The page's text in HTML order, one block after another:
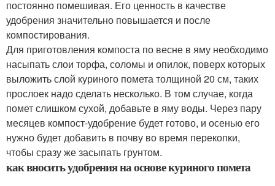
постоянно помешивая. Его ценность в качестве
удобрения значительно повышается и после
компостирования.
Для приготовления компоста по весне в яму необходимо
насыпать слои торфа, соломы и опилок, поверх которых
выложить слой куриного помета толщиной 20 см, таких
прослоек надо сделать несколько. В том случае, когда
помет слишком сухой, добавьте в яму воды. Через пару
месяцев компост-удобрение будет готово, и осенью его
нужно будет добавить в почву во время перекопки,
чтобы сразу же засыпать грунтом.
как вносить удобрения на основе куриного помета